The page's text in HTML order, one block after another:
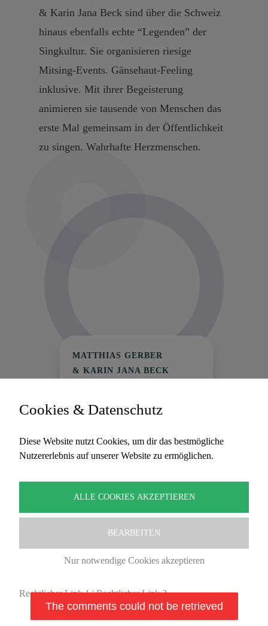
& Karin Jana Beck sind über die Schweiz
hinaus ebenfalls echte “Legenden” der
Singkultur. Sie organisieren riesige
Mitsing-Events. Gänsehaut-Feeling
inklusive. Mit ihrer Begeisterung
animieren sie tausende von Menschen das
erste Mal gemeinsam in der Öffentlichkeit
zu singen. Wahrhafte Herzmenschen.
MATTHIAS GERBER
& KARIN JANA BECK
Die beiden Singaktivisten bringen in
Cookies & Datenschutz
Diese Website nutzt Cookies, um dir das bestmögliche
Nutzererlebnis auf unserer Website zu ermöglichen.
ALLE COOKIES AKZEPTIEREN
BEARBEITEN
Nur notwendige Cookies akzeptieren
Rechtlicher Link 1 | Rechtlicher Link 2